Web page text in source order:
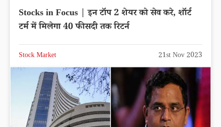
Stocks in Focus | इन टॉप 2 शेयर को सेव करे, शॉर्ट
टर्म में मिलेगा 40 फीसदी तक रिटर्न
Stock Market 21st Nov 2023